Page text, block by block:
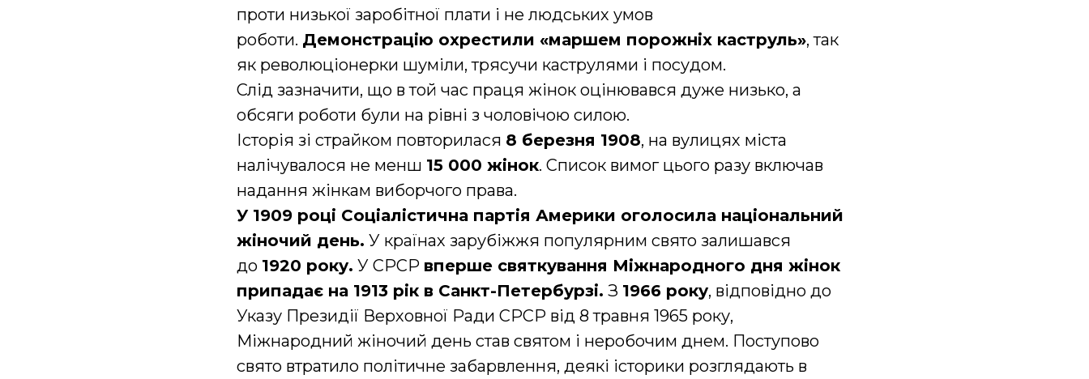
проти низької заробітної плати і не людських умов
роботи. Демонстрацію охрестили «маршем порожніх каструль», так
як революціонерки шуміли, трясучи каструлями і посудом.
Слід зазначити, що в той час праця жінок оцінювався дуже низько, а
обсяги роботи були на рівні з чоловічою силою.
Історія зі страйком повторилася 8 березня 1908, на вулицях міста
налічувалося не менш 15 000 жінок. Список вимог цього разу включав
надання жінкам виборчого права.
У 1909 році Соціалістична партія Америки оголосила національний
жіночий день. У країнах зарубіжжя популярним свято залишався
до 1920 року. У СРСР вперше святкування Міжнародного дня жінок
припадає на 1913 рік в Санкт-Петербурзі. З 1966 року, відповідно до
Указу Президії Верховної Ради СРСР від 8 травня 1965 року,
Міжнародний жіночий день став святом і неробочим днем. Поступово
свято втратило політичне забарвлення, деякі історики розглядають в